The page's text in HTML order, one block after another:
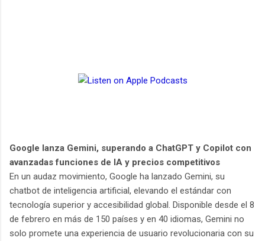
Google lanza Gemini, superando a ChatGPT y Copilot con
avanzadas funciones de IA y precios competitivos
En un audaz movimiento, Google ha lanzado Gemini, su
chatbot de inteligencia artificial, elevando el estándar con
tecnología superior y accesibilidad global. Disponible desde el 8
de febrero en más de 150 países y en 40 idiomas, Gemini no
solo promete una experiencia de usuario revolucionaria con su